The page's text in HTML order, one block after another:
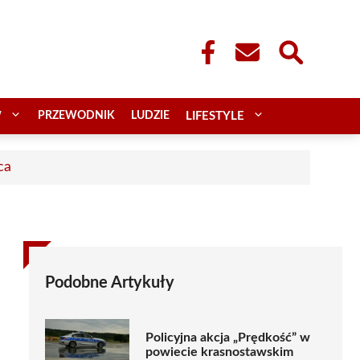
PRZEWODNIK LUDZIE LIFESTYLE
Podobne Artykuły
Policyjna akcja „Prędkość” w
powiecie krasnostawskim